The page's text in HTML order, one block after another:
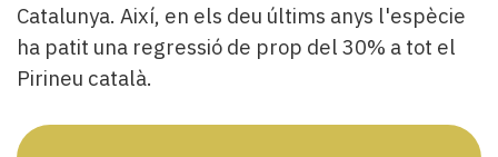
Catalunya. Així, en els deu últims anys l'espècie
ha patit una regressió de prop del 30% a tot el
Pirineu català.